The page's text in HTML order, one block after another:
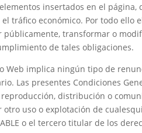
insertados en el página,
tráfico económico. Por todo
transformar o
de tales obligaciones.
Web implica ningún tipo de
Las presentes Condiciones
distribución o
uso o explotación de
o el tercero titular de los